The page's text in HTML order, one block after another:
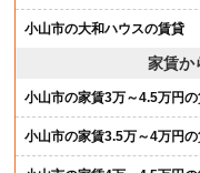
小山市の大和ハウスの賃貸
家賃か
小山市の家賃3万～4.5万円
小山市の家賃3.5万～4万円